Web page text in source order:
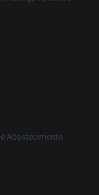
Abastecimento